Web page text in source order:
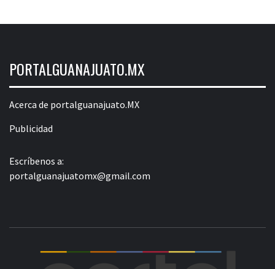
PORTALGUANAJUATO.MX
Acerca de portalguanajuato.MX
Publicidad
Escríbenos a:
portalguanajuatomx@gmail.com